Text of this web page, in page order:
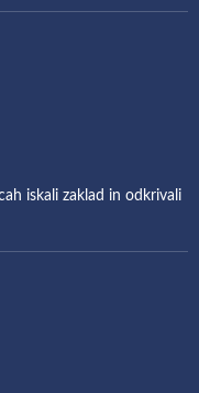
iskali zaklad in odkrivali